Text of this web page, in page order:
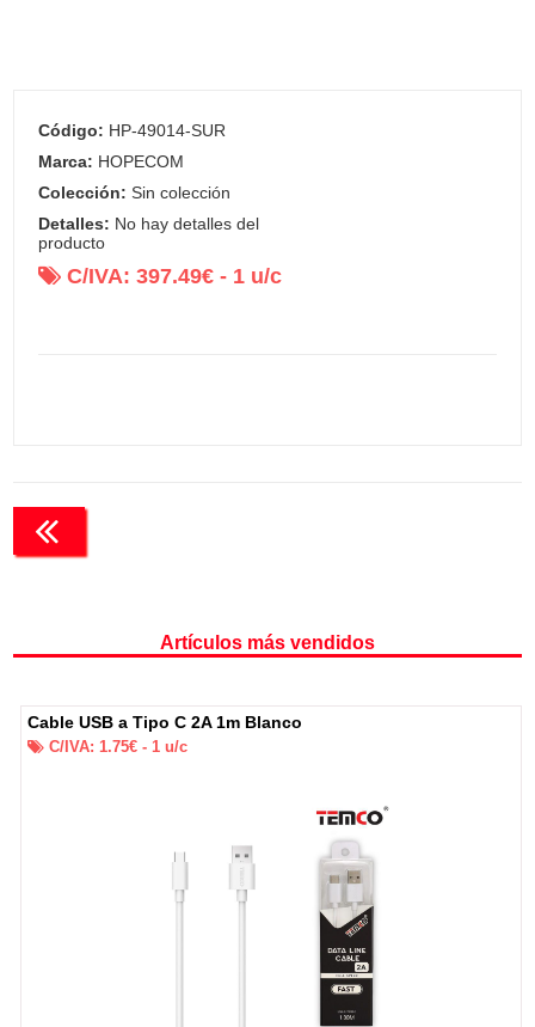
Código: HP-49014-SUR
Marca: HOPECOM
Colección: Sin colección
Detalles: No hay detalles del
producto
C/IVA:397.49€ - 1 u/c
Artículos más vendidos
Cable USB a Tipo C 2A 1m Blanco
C/IVA: 1.75€ - 1u/c